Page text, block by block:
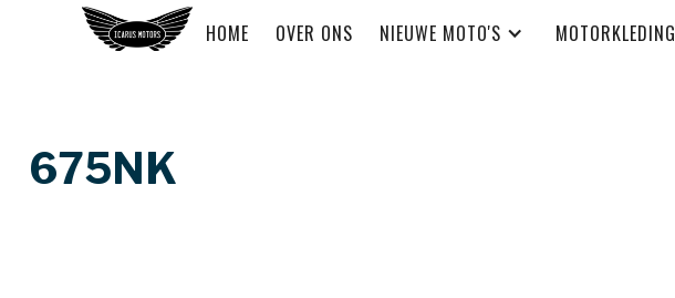
HOME OVER ONS NIEUWE MOTO'S MOTORKLEDING
675NK